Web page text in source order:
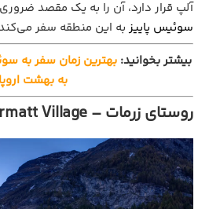
آلپ قرار دارد، آن را به یک مقصد
سوئیس پاییزبه این منطقه سفر
بیشتر بخوانید: بهترین زمان سفر به
به بهشت اروپا
روستای زرمات – Zermatt Village